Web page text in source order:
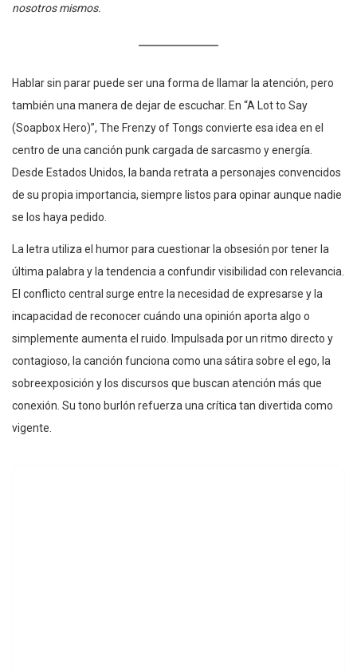
nosotros mismos.
Hablar sin parar puede ser una forma de llamar la atención, pero
también una manera de dejar de escuchar. En “A Lot to Say
(Soapbox Hero)”, The Frenzy of Tongs convierte esa idea en el
centro de una canción punk cargada de sarcasmo y energía.
Desde Estados Unidos, la banda retrata a personajes convencidos
de su propia importancia, siempre listos para opinar aunque nadie
se los haya pedido.
La letra utiliza el humor para cuestionar la obsesión por tener la
última palabra y la tendencia a confundir visibilidad con relevancia.
El conflicto central surge entre la necesidad de expresarse y la
incapacidad de reconocer cuándo una opinión aporta algo o
simplemente aumenta el ruido. Impulsada por un ritmo directo y
contagioso, la canción funciona como una sátira sobre el ego, la
sobreexposición y los discursos que buscan atención más que
conexión. Su tono burlón refuerza una crítica tan divertida como
vigente.